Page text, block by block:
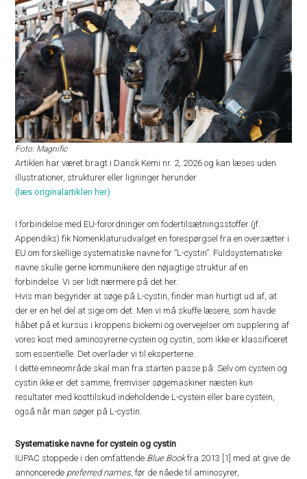
Foto: Magnific
Artiklen har været bragt i Dansk Kemi nr. 2, 2026 og kan læses uden
illustrationer, strukturer eller ligninger herunder
(læs originalartiklen her)
I forbindelse med EU-forordninger om fodertilsætningsstoffer (jf.
Appendiks) fik Nomenklaturudvalget en forespørgsel fra en oversætter i
EU om forskellige systematiske navne for ”L-cystin”. Fuldsystematiske
navne skulle gerne kommunikere den nøjagtige struktur af en
forbindelse. Vi ser lidt nærmere på det her.
Hvis man begynder at søge på L-cystin, finder man hurtigt ud af, at
der er en hel del at sige om det. Men vi må skuffe læsere, som havde
håbet på et kursus i kroppens biokemi og overvejelser om supplering af
vores kost med aminosyrerne cystein og cystin, som ikke er klassificeret
som essentielle. Det overlader vi til eksperterne.
I dette emneområde skal man fra starten passe på: Selv om cystein og
cystin ikke er det samme, fremviser søgemaskiner næsten kun
resultater med kosttilskud indeholdende L-cystein eller bare cystein,
også når man søger på L-cystin.
Systematiske navne for cystein og cystin
IUPAC stoppede i den omfattende Blue Bookfra 2013 [1] med at give de
annoncerede preferred names , før de nåede til aminosyrer,